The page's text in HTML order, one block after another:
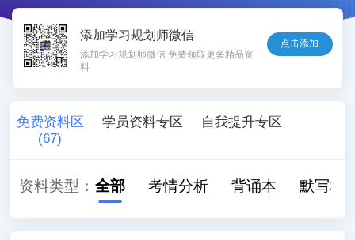
添加学习规划师微信
添加学习规划师微信 免费领取更多精品资
料
点击添加
免费资料区
(67)
学员资料专区 自我提升专区
资料类型： 全部 考情分析 背诵本 默写本